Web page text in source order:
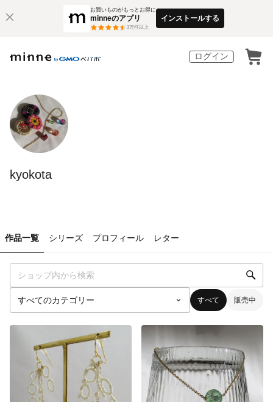
お買いものがもっとお得に
minneのアプリ
3万件以上
インストールする
ログイン
kyokota
作品一覧 シリーズ プロフィール レター
すべて 販売中